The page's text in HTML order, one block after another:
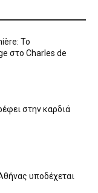
Το
στο Charles de
στην καρδιά
υποδέχεται